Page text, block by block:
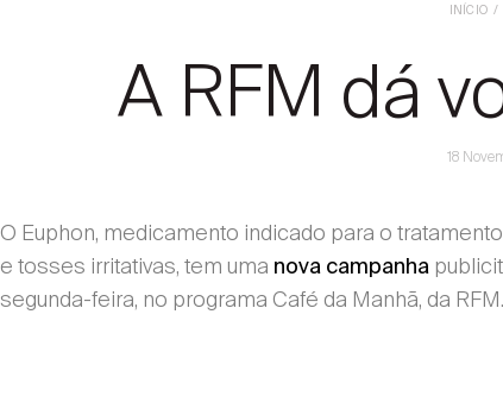
INÍCIO
A RFM dá
18
O Euphon, medicamento indicado para o
e tosses irritativas, tem uma nova campanha
segunda-feira, no programa Café da Manhã, da RFM.